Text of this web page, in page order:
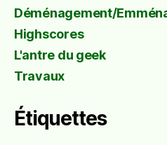
Déménagement/
Highscores
L'antre du geek
Travaux
Étiquettes